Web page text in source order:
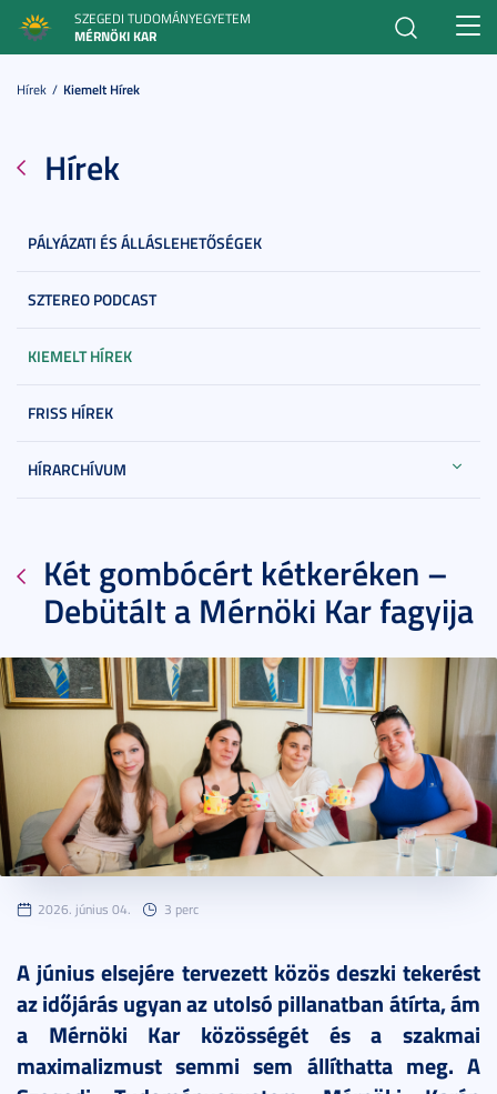
SZEGEDI TUDOMÁNYEGYETEM
MÉRNÖKI KAR
Hírek Kiemelt Hírek
Hírek
PÁLYÁZATI ÉS ÁLLÁSLEHETŐSÉGEK
SZTEREO PODCAST
KIEMELT HÍREK
FRISS HÍREK
HÍRARCHÍVUM
Két gombócért kétkeréken –
Debütált a Mérnöki Kar fagyija
2026. június 04. 3 perc
A június elsejére tervezett közös deszki tekerést
az időjárás ugyan az utolsó pillanatban átírta, ám
a Mérnöki Kar közösségét és a szakmai
maximalizmust semmi sem állíthatta meg. A